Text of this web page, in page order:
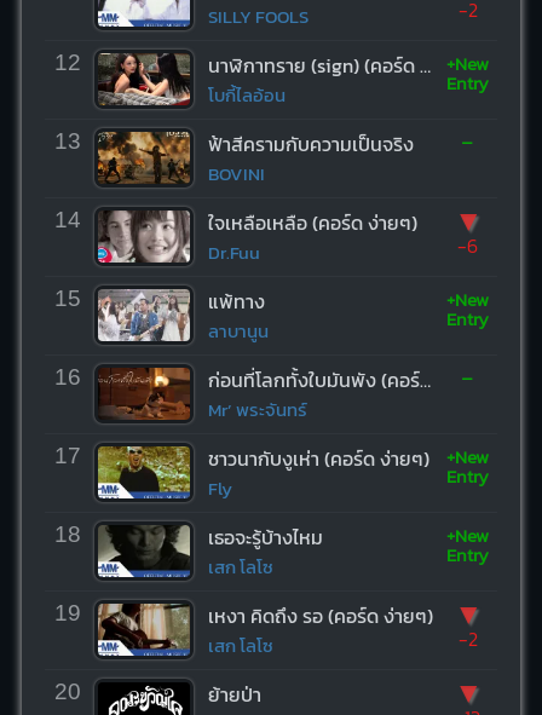
SILLY FOOLS -2
12 นาฬิกาทราย (sign) (คอร์ด ง่ายๆ)
โบกี้ไลอ้อน
+New
Entry
13 ฟ้าสีครามกับความเป็นจริง
BOVINI
-
14 ใจเหลือเหลือ (คอร์ด ง่ายๆ)
Dr.Fuu
▼
-6
15 แพ้ทาง
ลาบานูน
+New
Entry
16 ก่อนที่โลกทั้งใบมันพัง (คอร์ด ง่ายๆ)
Mr’ พระจันทร์
-
17 ชาวนากับงูเห่า (คอร์ด ง่ายๆ)
Fly
+New
Entry
18 เธอจะรู้บ้างไหม
เสก โลโซ
+New
Entry
19 เหงา คิดถึง รอ (คอร์ด ง่ายๆ)
เสก โลโซ
▼
-2
20 ย้ายป่า ▼